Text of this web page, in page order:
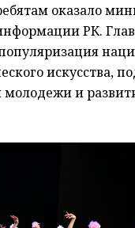
оказало
РК.
искусства,
молодежи и